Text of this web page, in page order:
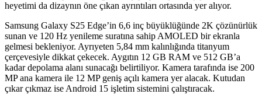
heyetimi da dizaynın öne çıkan ayrıntıları ortasında yer alıyor.
Samsung Galaxy S25 Edge’in 6,6 inç büyüklüğünde 2K çözünürlük
sunan ve 120 Hz yenileme suratına sahip AMOLED bir ekranla
gelmesi bekleniyor. Ayrıyeten 5,84 mm kalınlığında titanyum
çerçevesiyle dikkat çekecek. Aygıtın 12 GB RAM ve 512 GB’a
kadar depolama alanı sunacağı belirtiliyor. Kamera tarafında ise 200
MP ana kamera ile 12 MP geniş açılı kamera yer alacak. Kutudan
çıkar çıkmaz ise Android 15 işletim sistemini çalıştıracak.